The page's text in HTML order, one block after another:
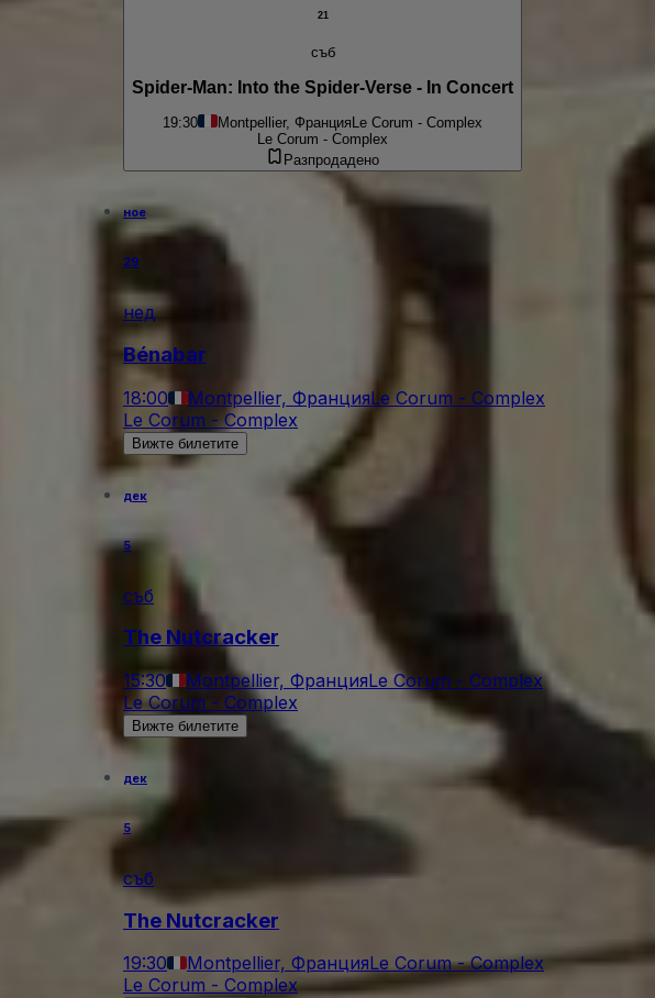
21
съб
Spider-Man: Into the Spider-Verse - In Concert
19:30 Montpellier, Франция Le Corum - Complex
Le Corum - Complex
Разпродадено
ное
29
нед
Bénabar
18:00 Montpellier, ФранцияLe Corum - Complex
Le Corum - Complex
Вижте билетите
дек
5
съб
The Nutcracker
15:30 Montpellier, ФранцияLe Corum - Complex
Le Corum - Complex
Вижте билетите
дек
5
съб
The Nutcracker
19:30 Montpellier, ФранцияLe Corum - Complex
Le Corum - Complex